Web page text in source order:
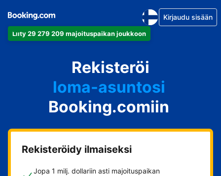
Liity 29 279 209 majoituspaikan joukkoon
Kirjaudu sisään
Rekisteröi
huoneistosi
hotellisi
loma-asuntosi
guesthousesi
bed & breakfastisi
Booking.comiin
Rekisteröidy ilmaiseksi
Jopa 1 milj. dollariin asti majoituspaikan